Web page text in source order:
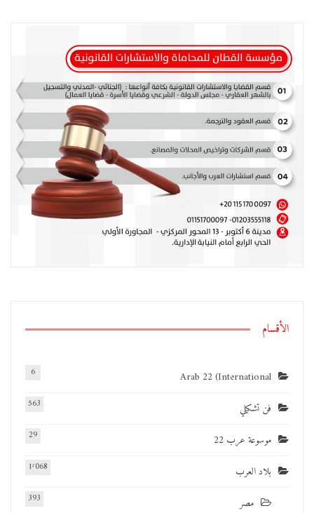
الأقسام
Arab 22 (International
6
فن تشكيلي 563
موسوعة عرب 22 29
بلاد العرب 1٬068
مصر 393